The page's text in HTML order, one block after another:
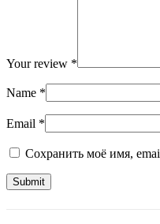
Your review *
Name *
Email *
Сохранить моё имя,